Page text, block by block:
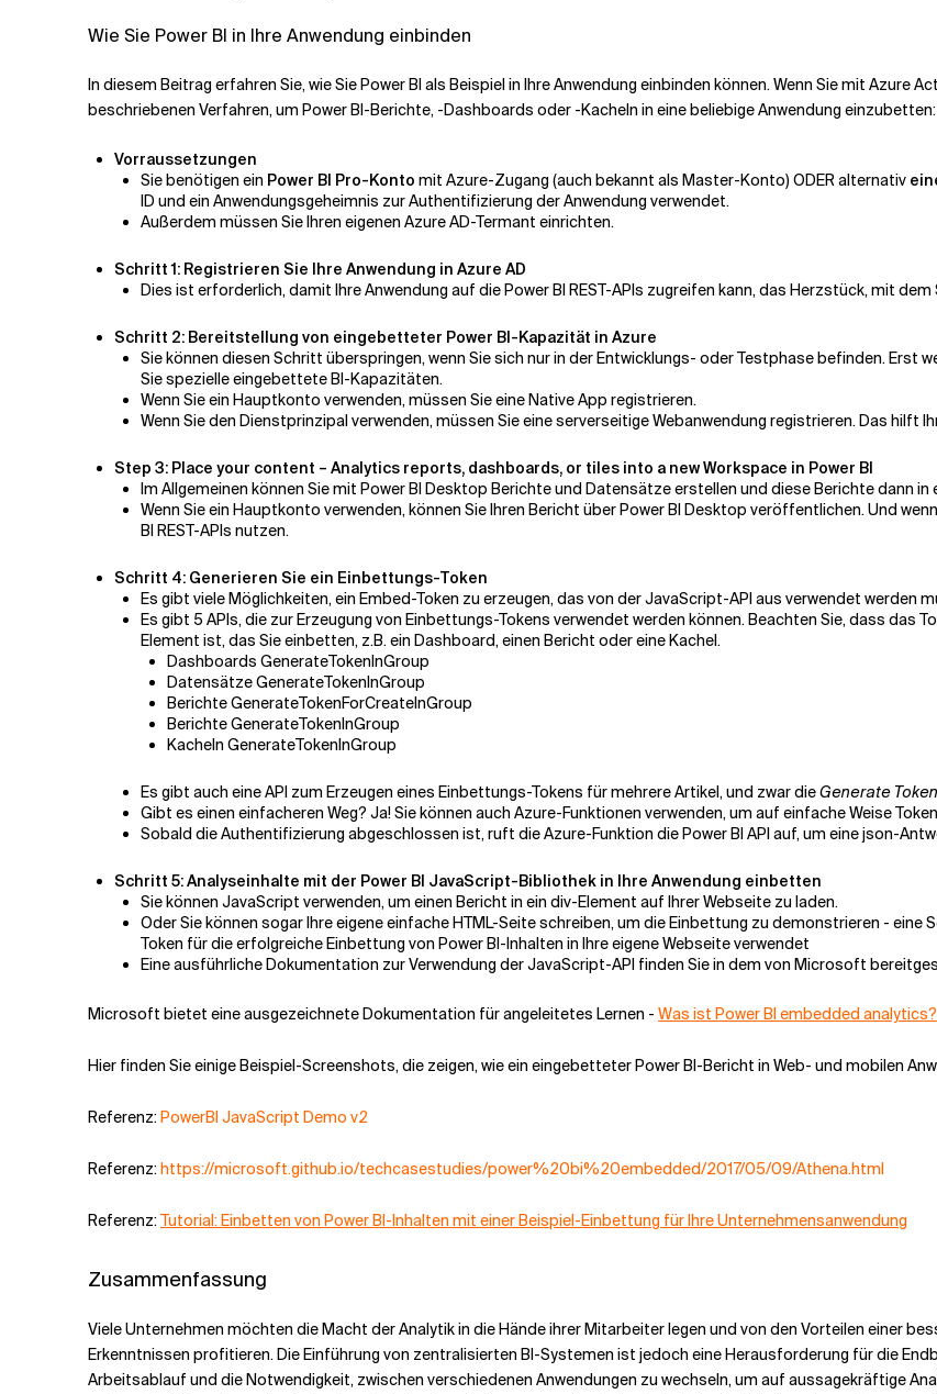
Wie Sie Power BI in Ihre Anwendung einbinden
In diesem Beitrag erfahren Sie, wie Sie Power BI als Beispiel in Ihre Anwendung einbinden können. Wenn Sie mit Azure
beschriebenen Verfahren, um Power BI-Berichte, -Dashboards oder -Kacheln in eine beliebige Anwendung einzubetten:
Vorraussetzungen
Sie benötigen ein Power BI Pro-Konto mit Azure-Zugang (auch bekannt als Master-Konto) ODER alternativ
ID und ein Anwendungsgeheimnis zur Authentifizierung der Anwendung verwendet.
Außerdem müssen Sie Ihren eigenen Azure AD-Termant einrichten.
Schritt 1: Registrieren Sie Ihre Anwendung in Azure AD
Dies ist erforderlich, damit Ihre Anwendung auf die Power BI REST-APIs zugreifen kann, das Herzstück, mit
Schritt 2: Bereitstellung von eingebetteter Power BI-Kapazität in Azure
Sie können diesen Schritt überspringen, wenn Sie sich nur in der Entwicklungs- oder Testphase befinden. Erst
Sie spezielle eingebettete BI-Kapazitäten.
Wenn Sie ein Hauptkonto verwenden, müssen Sie eine Native App registrieren.
Wenn Sie den Dienstprinzipal verwenden, müssen Sie eine serverseitige Webanwendung registrieren. Das hilft
Step 3: Place your content – Analytics reports, dashboards, or tiles into a new Workspace in Power BI
Im Allgemeinen können Sie mit Power BI Desktop Berichte und Datensätze erstellen und diese Berichte dann
Wenn Sie ein Hauptkonto verwenden, können Sie Ihren Bericht über Power BI Desktop veröffentlichen. Und
BI REST-APIs nutzen.
Schritt 4: Generieren Sie ein Einbettungs-Token
Es gibt viele Möglichkeiten, ein Embed-Token zu erzeugen, das von der JavaScript-API aus verwendet werden
Es gibt 5 APIs, die zur Erzeugung von Einbettungs-Tokens verwendet werden können. Beachten Sie, dass das
Element ist, das Sie einbetten, z.B. ein Dashboard, einen Bericht oder eine Kachel.
Dashboards GenerateTokenInGroup
Datensätze GenerateTokenInGroup
Berichte GenerateTokenForCreateInGroup
Berichte GenerateTokenInGroup
Kacheln GenerateTokenInGroup
Es gibt auch eine API zum Erzeugen eines Einbettungs-Tokens für mehrere Artikel, und zwar dieGenerate
Gibt es einen einfacheren Weg? Ja! Sie können auch Azure-Funktionen verwenden, um auf einfache Weise
Sobald die Authentifizierung abgeschlossen ist, ruft die Azure-Funktion die Power BI API auf, um eine json-
Schritt 5:Analyseinhalte mit der Power BI JavaScript-Bibliothek in Ihre Anwendung einbetten
Sie können JavaScript verwenden, um einen Bericht in ein div-Element auf Ihrer Webseite zu laden.
Oder Sie können sogar Ihre eigene einfache HTML-Seite schreiben, um die Einbettung zu demonstrieren - eine
Token für die erfolgreiche Einbettung von Power BI-Inhalten in Ihre eigene Webseite verwendet
Eine ausführliche Dokumentation zur Verwendung der JavaScript-API finden Sie in dem von Microsoft
Microsoft bietet eine ausgezeichnete Dokumentation für angeleitetes Lernen - Was ist Power BI embedded analytics?
Hier finden Sie einige Beispiel-Screenshots, die zeigen, wie ein eingebetteter Power BI-Bericht in Web- und mobilen
Referenz:PowerBI JavaScript Demo v2
Referenz:https://microsoft.github.io/techcasestudies/power%20bi%20embedded/2017/05/09/Athena.html
Referenz:Tutorial: Einbetten von Power BI-Inhalten mit einer Beispiel-Einbettung für Ihre Unternehmensanwendung
Zusammenfassung
Viele Unternehmen möchten die Macht der Analytik in die Hände ihrer Mitarbeiter legen und von den Vorteilen einer
Erkenntnissen profitieren. Die Einführung von zentralisierten BI-Systemen ist jedoch eine Herausforderung für die
Arbeitsablauf und die Notwendigkeit, zwischen verschiedenen Anwendungen zu wechseln, um auf aussagekräftige